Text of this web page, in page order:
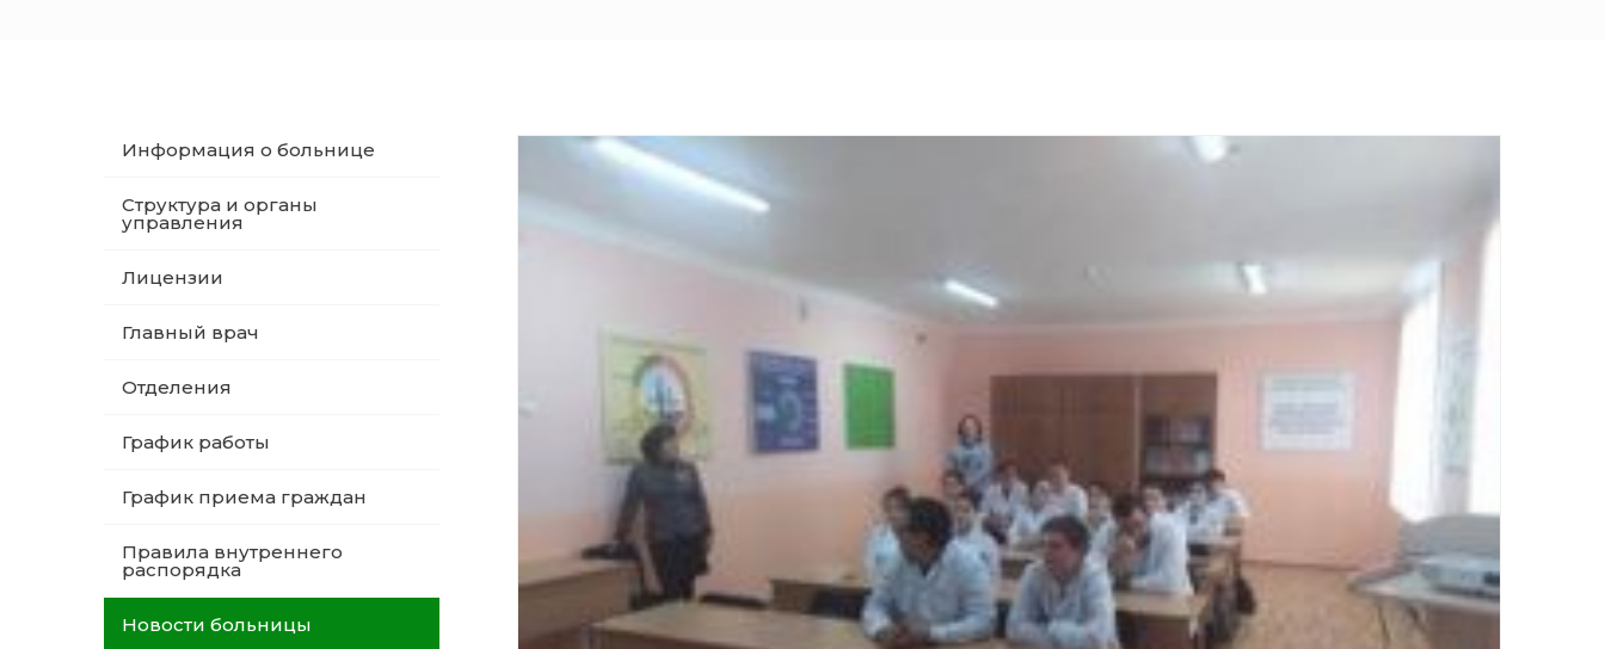
Информация о больнице
Структура и органы
управления
Лицензии
Главный врач
Отделения
График работы
График приема граждан
Правила внутреннего
распорядка
Новости больницы